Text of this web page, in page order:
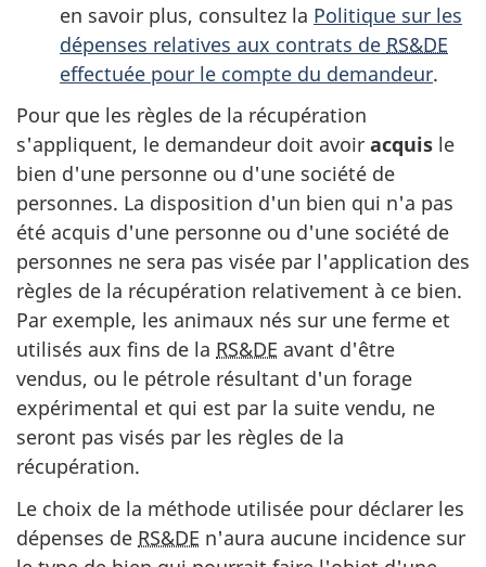
en savoir plus, consultez la Politique sur les
dépenses relatives aux contrats de RS&DE
effectuée pour le compte du demandeur.
Pour que les règles de la récupération
s'appliquent, le demandeur doit avoir acquis le
bien d'une personne ou d'une société de
personnes. La disposition d'un bien qui n'a pas
été acquis d'une personne ou d'une société de
personnes ne sera pas visée par l'application des
règles de la récupération relativement à ce bien.
Par exemple, les animaux nés sur une ferme et
utilisés aux fins de la RS&DE avant d'être
vendus, ou le pétrole résultant d'un forage
expérimental et qui est par la suite vendu, ne
seront pas visés par les règles de la
récupération.
Le choix de la méthode utilisée pour déclarer les
dépenses de RS&DE n'aura aucune incidence sur